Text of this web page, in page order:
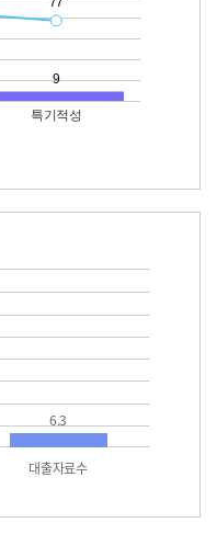
대출자료수
6.3